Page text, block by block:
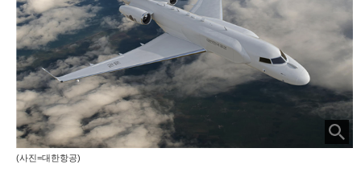
(사진=대한항공)